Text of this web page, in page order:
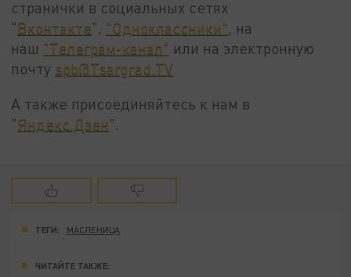
странички в социальных сетях
"Вконтакте", "Одноклассники" , на
наш "Телеграм-канал" или на электронную
почту spb@Tsargrad.TV
А также присоединяйтесь к нам в
"Яндекс.Дзен".
ТЕГИ: МАСЛЕНИЦА
ЧИТАЙТЕ ТАКЖЕ: